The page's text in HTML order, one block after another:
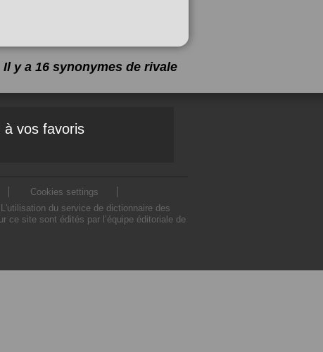
Il y a 16 synonymes de rivale
à vos favoris
Cookies settings
du service de dictionnaire des
ce site sont édités par l’équipe éditoriale de